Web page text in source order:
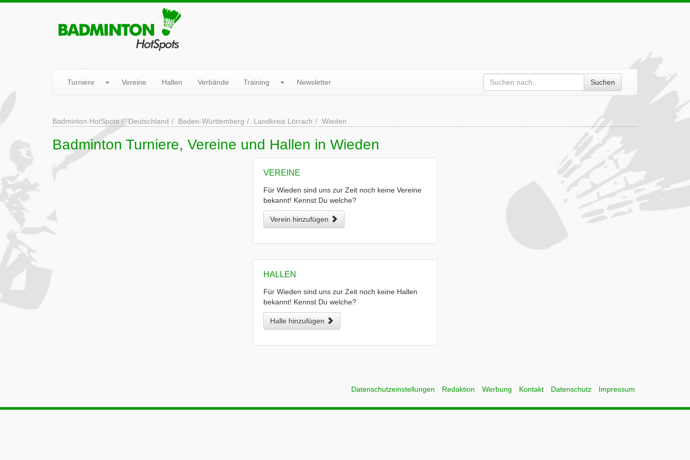
Turniere Vereine Hallen Verbände Training Newsletter Suchen
Badminton HotSpots Deutschland Baden-Württemberg Landkreis Lörrach Wieden
Badminton Turniere, Vereine und Hallen in Wieden
VEREINE
Für Wieden sind uns zur Zeit noch keine Vereine
bekannt! Kennst Du welche?
Verein hinzufügen
HALLEN
Für Wieden sind uns zur Zeit noch keine Hallen
bekannt! Kennst Du welche?
Halle hinzufügen
Datenschutzeinstellungen Redaktion Werbung Kontakt Datenschutz Impressum